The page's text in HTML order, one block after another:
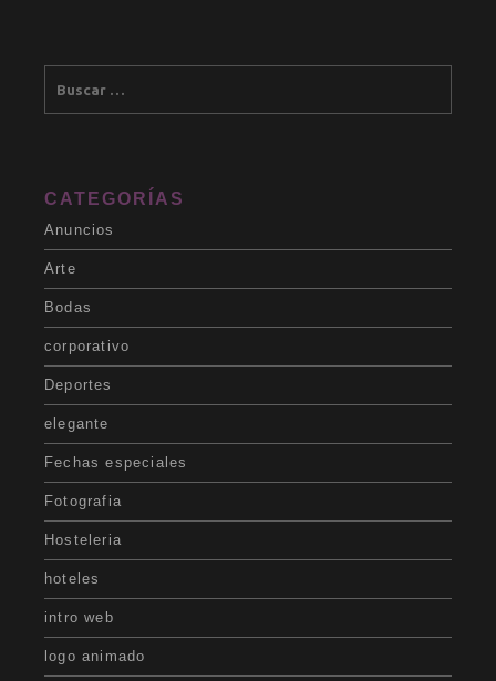
CATEGORÍAS
Anuncios
Arte
Bodas
corporativo
Deportes
elegante
Fechas especiales
Fotografia
Hosteleria
hoteles
intro web
logo animado